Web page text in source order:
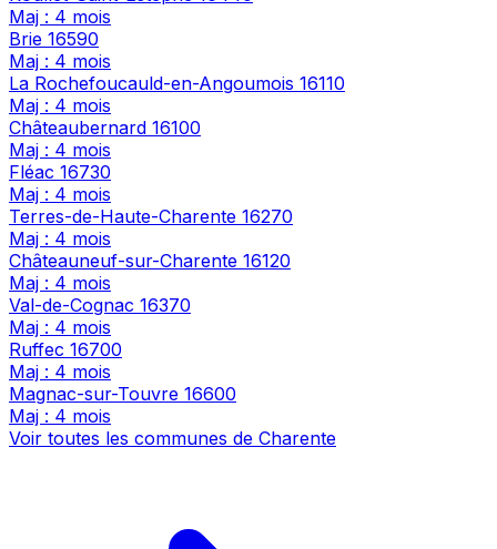
Maj : 4 mois
Brie 16590
Maj : 4 mois
La Rochefoucauld-en-Angoumois 16110
Maj : 4 mois
Châteaubernard 16100
Maj : 4 mois
Fléac 16730
Maj : 4 mois
Terres-de-Haute-Charente 16270
Maj : 4 mois
Châteauneuf-sur-Charente 16120
Maj : 4 mois
Val-de-Cognac 16370
Maj : 4 mois
Ruffec 16700
Maj : 4 mois
Magnac-sur-Touvre 16600
Maj : 4 mois
Voir toutes les communes de Charente